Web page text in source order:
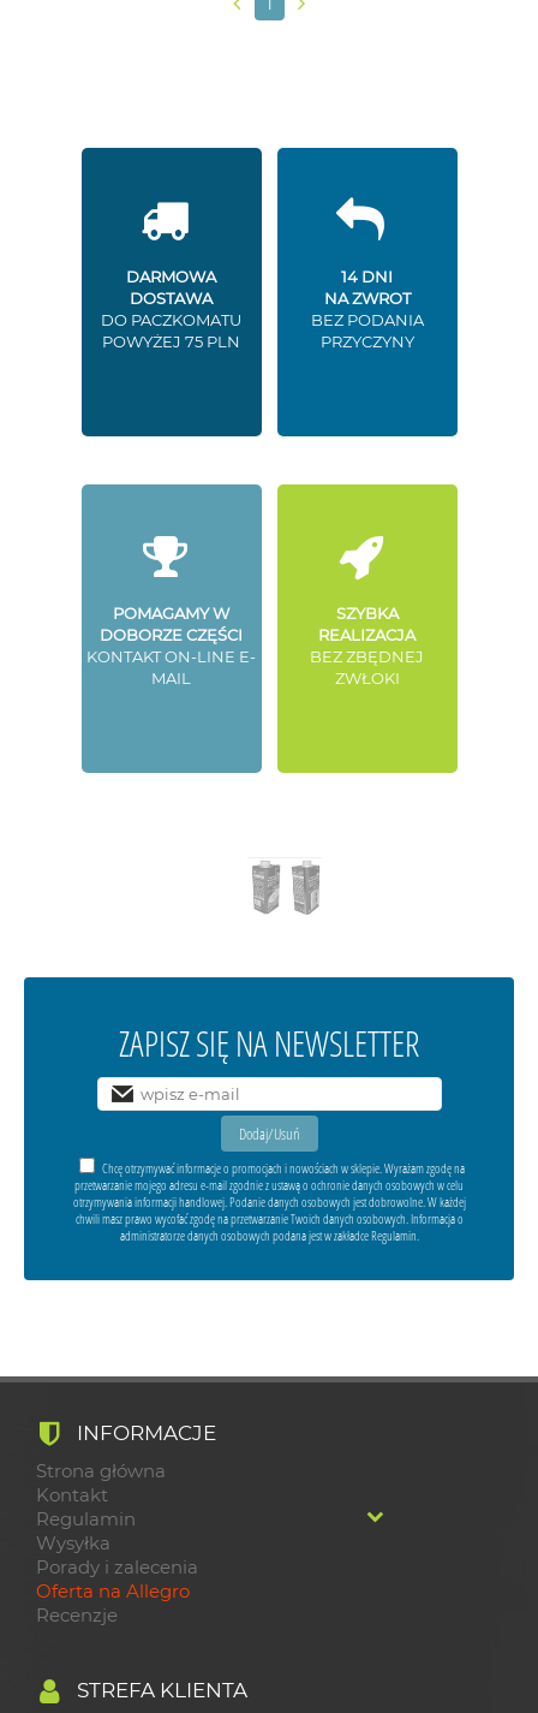
DARMOWA
DOSTAWA
DO PACZKOMATU
POWYŻEJ 75 PLN
14 DNI
NA ZWROT
BEZ PODANIA
PRZYCZYNY
POMAGAMY W
DOBORZE CZĘŚCI
KONTAKT ON-LINE E-
MAIL
SZYBKA
REALIZACJA
BEZ ZBĘDNEJ
ZWŁOKI
ZAPISZ SIĘ NA NEWSLETTER
Chcę otrzymywać informacje o promocjach i nowościach w sklepie. Wyrażam zgodę na
przetwarzanie mojego adresu e-mail zgodnie z ustawą o ochronie danych osobowych w celu
otrzymywania informacji handlowej. Podanie danych osobowych jest dobrowolne. W każdej
chwili masz prawo wycofać zgodę na przetwarzanie Twoich danych osobowych. Informacja o
administratorze danych osobowych podana jest w zakładce Regulamin.
INFORMACJE
Strona główna
Kontakt
Regulamin
Wysyłka
Porady i zalecenia
Oferta na Allegro
Recenzje
STREFA KLIENTA